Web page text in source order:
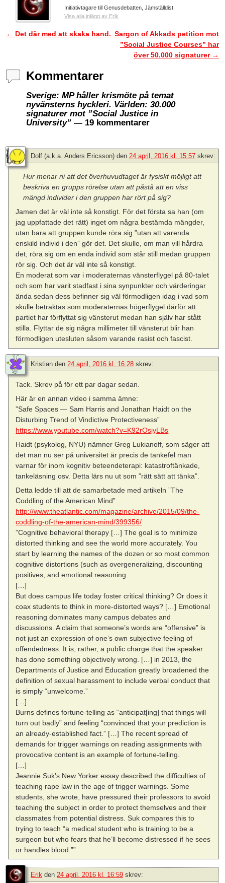
Initiativtagare till Genusdebatten, Jämställdist
Visa alla inlägg av Erik
Inläggsnavigering
← Det där med att skaka hand. Sargon of Akkads petition mot
”Social Justice Courses” har
över 50.000 signaturer →
Kommentarer
Sverige: MP håller krismöte på temat
nyvänsterns hyckleri. Världen: 30.000
signaturer mot ”Social Justice in
University” — 19 kommentarer
Dolf (a.k.a. Anders Ericsson) den 24 april, 2016 kl. 15:57 skrev:
Hur menar ni att det överhuvudtaget är fysiskt möjligt att
beskriva en grupps rörelse utan att påstå att en viss
mängd individer i den gruppen har rört på sig?
Jamen det är väl inte så konstigt. För det första sa han (om
jag uppfattade det rätt) inget om några bestämda mängder,
utan bara att gruppen kunde röra sig ”utan att varenda
enskild individ i den” gör det. Det skulle, om man vill hårdra
det, röra sig om en enda individ som står still medan gruppen
rör sig. Och det är väl inte så konstigt.
En moderat som var i moderaternas vänsterflygel på 80-talet
och som har varit stadfast i sina synpunkter och värderingar
ända sedan dess befinner sig väl förmodligen idag i vad som
skulle betraktas som moderaternas högerflygel därför att
partiet har förflyttat sig vänsterut medan han själv har stått
stilla. Flyttar de sig några millimeter till vänsterut blir han
förmodligen utesluten såsom varande rasist och fascist.
Kristian den 24 april, 2016 kl. 16:28 skrev:
Tack. Skrev på för ett par dagar sedan.
Här är en annan video i samma ämne:
”Safe Spaces — Sam Harris and Jonathan Haidt on the
Disturbing Trend of Vindictive Protectiveness”
https://www.youtube.com/watch?v=K92rOsjyLBs
Haidt (psykolog, NYU) nämner Greg Lukianoff, som säger att
det man nu ser på universitet är precis de tankefel man
varnar för inom kognitiv beteendeterapi: katastroftänkade,
tankeläsning osv. Detta lärs nu ut som ”rätt sätt att tänka”.
Detta ledde till att de samarbetade med artikeln ”The
Coddling of the American Mind”
http://www.theatlantic.com/magazine/archive/2015/09/the-
coddling-of-the-american-mind/399356/
”Cognitive behavioral therapy […] The goal is to minimize
distorted thinking and see the world more accurately. You
start by learning the names of the dozen or so most common
cognitive distortions (such as overgeneralizing, discounting
positives, and emotional reasoning
[…]
But does campus life today foster critical thinking? Or does it
coax students to think in more-distorted ways? […] Emotional
reasoning dominates many campus debates and
discussions. A claim that someone’s words are “offensive” is
not just an expression of one’s own subjective feeling of
offendedness. It is, rather, a public charge that the speaker
has done something objectively wrong. […] in 2013, the
Departments of Justice and Education greatly broadened the
definition of sexual harassment to include verbal conduct that
is simply “unwelcome.”
[…]
Burns defines fortune-telling as “anticipat[ing] that things will
turn out badly” and feeling “convinced that your prediction is
an already-established fact.” […] The recent spread of
demands for trigger warnings on reading assignments with
provocative content is an example of fortune-telling.
[…]
Jeannie Suk’s New Yorker essay described the difficulties of
teaching rape law in the age of trigger warnings. Some
students, she wrote, have pressured their professors to avoid
teaching the subject in order to protect themselves and their
classmates from potential distress. Suk compares this to
trying to teach “a medical student who is training to be a
surgeon but who fears that he’ll become distressed if he sees
or handles blood.””
Erik den 24 april, 2016 kl. 16:59 skrev: